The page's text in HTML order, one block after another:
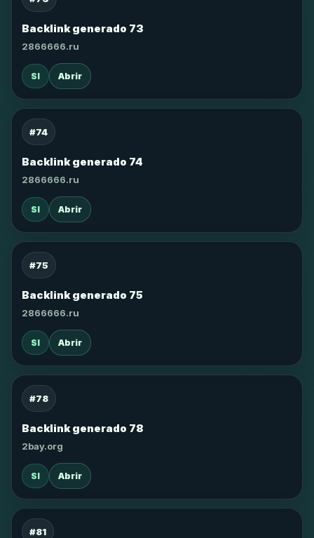
Backlink generado 73
2866666.ru
SI Abrir
#74
Backlink generado 74
2866666.ru
SI Abrir
#75
Backlink generado 75
2866666.ru
SI Abrir
#78
Backlink generado 78
2bay.org
SI Abrir
#81